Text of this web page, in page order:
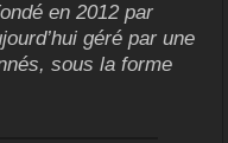
en 2012 par
géré par une
sous la forme